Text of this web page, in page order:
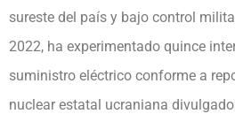
sureste del país y bajo control
2022, ha experimentado quince
suministro eléctrico conforme a
nuclear estatal ucraniana